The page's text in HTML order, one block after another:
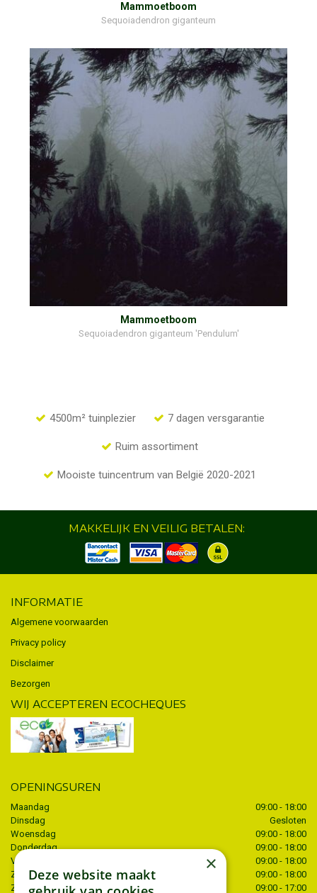
Mammoetboom
Sequoiadendron giganteum
Mammoetboom
Sequoiadendron giganteum 'Pendulum'
4500m² tuinplezier 7 dagen versgarantie
Ruim assortiment
Mooiste tuincentrum van België 2020-2021
MAKKELIJK EN VEILIG BETALEN:
INFORMATIE
Algemene voorwaarden
Privacy policy
Disclaimer
Bezorgen
WIJ ACCEPTEREN ECOCHEQUES
OPENINGSUREN
Maandag
09:00 - 18:00
Dinsdag
Gesloten
Woensdag
09:00 - 18:00
Donderdag
09:00 - 18:00
Vrijdag
09:00 - 18:00
Zaterdag
09:00 - 18:00
Zondag
09:00 - 17:00
×
Deze website maakt